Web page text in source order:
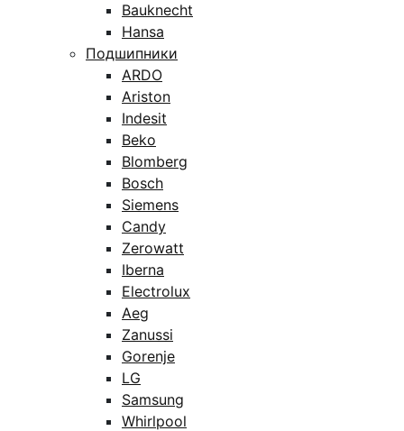
Bauknecht
Hansa
Подшипники
ARDO
Ariston
Indesit
Beko
Blomberg
Bosch
Siemens
Candy
Zerowatt
Iberna
Electrolux
Aeg
Zanussi
Gorenje
LG
Samsung
Whirlpool